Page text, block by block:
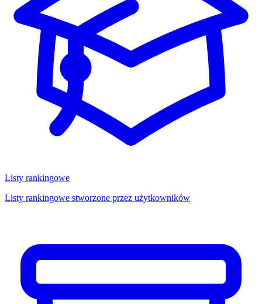
Listy rankingowe
Listy rankingowe stworzone przez użytkowników